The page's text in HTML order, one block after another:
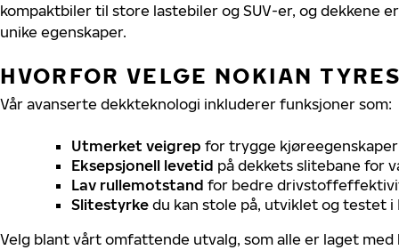
kompaktbiler til store lastebiler og SUV-er, og dekkene
unike egenskaper.
HVORFOR VELGE NOKIAN
Vår avanserte dekkteknologi inkluderer funksjoner som:
Utmerket veigrep for trygge
Eksepsjonell levetid på dekkets slitebane for
Lav rullemotstand for bedre
Slitestyrke du kan stole på, utviklet og testet i
Velg blant vårt omfattende utvalg, som alle er laget